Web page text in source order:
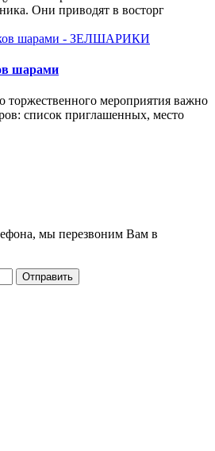
Они приводят в восторг
шарами
торжественного мероприятия важно
список приглашенных, место
мы перезвоним Вам в
Отправить